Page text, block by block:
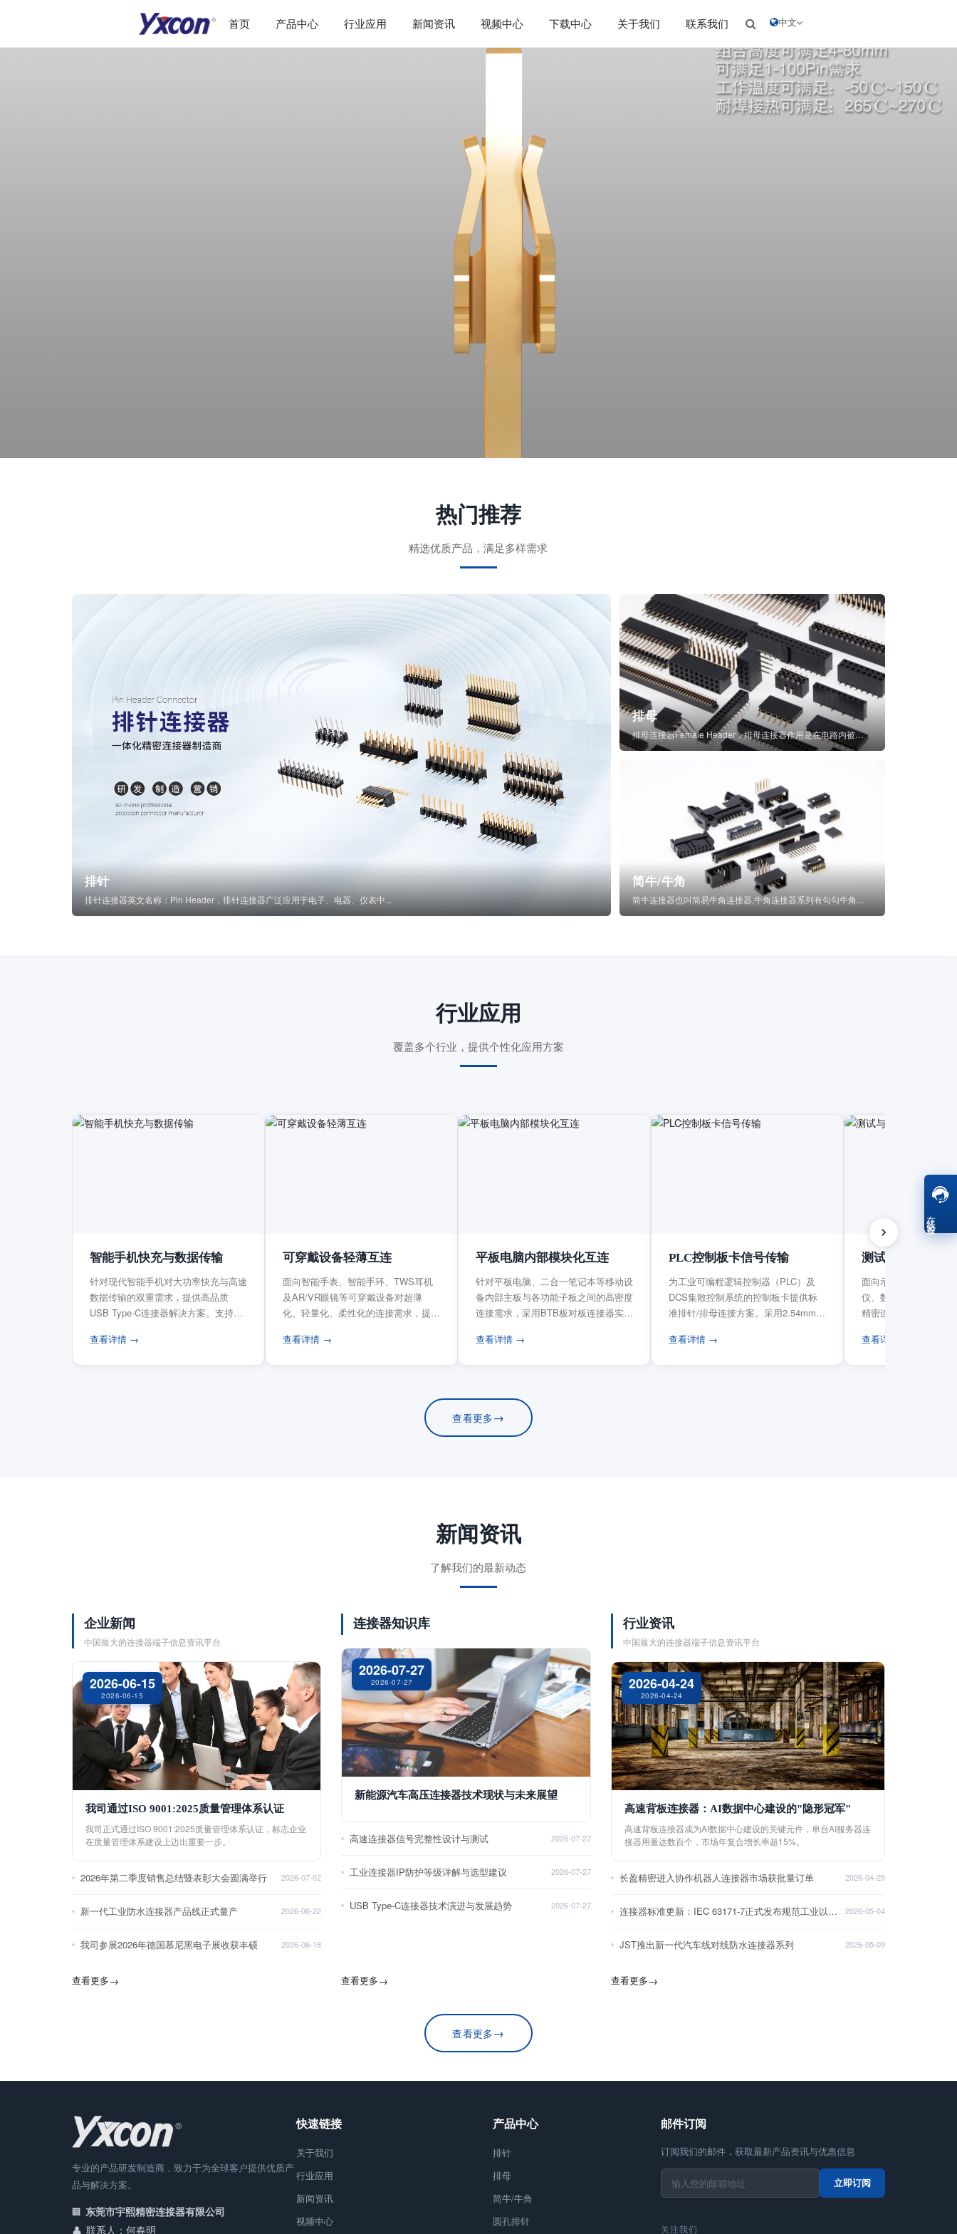
首页 产品中心 行业应用 新闻资讯 视频中心 下载中心 关于我们 联系我们 中文
热门推荐
精选优质产品，满足多样需求
排针
排针连接器英文名称：Pin Header，排针连接器广泛应用于电子、电器、仪表中...
排母
排母连接器Female Header，排母连接器作用是在电路内被阻断处或孤立不通...
简牛/牛角
行业应用
覆盖多个行业，提供个性化应用方案
智能手机快充与数据传输
针对现代智能手机对大功率快充与高速
数据传输的双重需求，提供高品质
USB Type-C连接器解决方案。支持
查看详情 →
可穿戴设备轻薄互连
面向智能手表、智能手环、TWS耳机
及AR/VR眼镜等可穿戴设备对超薄
化、轻量化、柔性化的连接需求，提供
查看详情 →
平板电脑内部模块化互连
针对平板电脑、二合一笔记本等移动设
备内部主板与各功能子板之间的高密度
连接需求，采用BTB板对板连接器实现
查看详情 →
PLC控制板卡信号传输
为工业可编程逻辑控制器（PLC）及
DCS集散控制系统的控制板卡提供标
准排针/排母连接方案。采用2.54mm标
查看详情 →
测试与测量设备
面向示波器、信号发
仪、数据采集卡等电
精密连接需求，提供
查看详情 →
查看更多→
新闻资讯
了解我们的最新动态
企业新闻
中国最大的连接器端子信息资讯平台
2026-06-15
2026-06-15
我司通过ISO 9001:2025质量管理体系认证
我司正式通过ISO 9001:2025质量管理体系认证，标志企业
在质量管理体系建设上迈出重要一步。
2026年第二季度销售总结暨表彰大会圆满举行 2026-07-02
新一代工业防水连接器产品线正式量产 2026-06-22
我司参展2026年德国慕尼黑电子展收获丰硕 2026-06-18
查看更多→
连接器知识库
2026-07-27
2026-07-27
新能源汽车高压连接器技术现状与未来展望
高速连接器信号完整性设计与测试 2026-07-27
工业连接器IP防护等级详解与选型建议 2026-07-27
USB Type-C连接器技术演进与发展趋势 2026-07-27
查看更多→
行业资讯
中国最大的连接器端子信息资讯平台
2026-04-24
2026-04-24
高速背板连接器：AI数据中心建设的"隐形冠军"
高速背板连接器成为AI数据中心建设的关键元件，单台AI服务器连
接器用量达数百个，市场年复合增长率超15%。
长盈精密进入协作机器人连接器市场获批量订单 2026-04-29
连接器标准更新：IEC 63171-7正式发布规范工业以太网接口 2026-05-04
JST推出新一代汽车线对线防水连接器系列 2026-05-09
查看更多→
查看更多→
专业的产品研发制造商，致力于为全球客户提供优质产
品与解决方案。
东莞市宇熙精密连接器有限公司
联系人：何春明
快速链接
关于我们
行业应用
新闻资讯
视频中心
产品中心
排针
排母
简牛/牛角
圆孔排针
邮件订阅
订阅我们的邮件，获取最新产品资讯与优惠信息
立即订阅
关注我们
在线客服